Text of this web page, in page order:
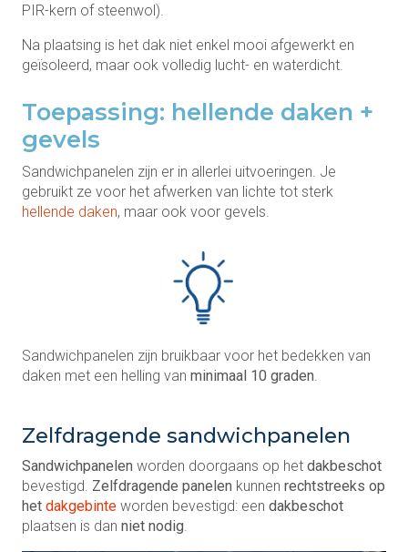
PIR-kern of steenwol).
Na plaatsing is het dak niet enkel mooi afgewerkt en
geïsoleerd, maar ook volledig lucht- en waterdicht.
Toepassing: hellende daken +
gevels
Sandwichpanelen zijn er in allerlei uitvoeringen. Je
gebruikt ze voor het afwerken van lichte tot sterk
hellende daken, maar ook voor gevels.
Sandwichpanelen zijn bruikbaar voor het bedekken van
daken met een helling van minimaal 10 graden
Zelfdragende sandwichpanelen
Sandwichpanelen worden doorgaans op het dakbeschot
bevestigd. Zelfdragende panelen kunnen rechtstreeks op
het dakgebinte worden bevestigd: een dakbeschot
plaatsen is dan niet nodig